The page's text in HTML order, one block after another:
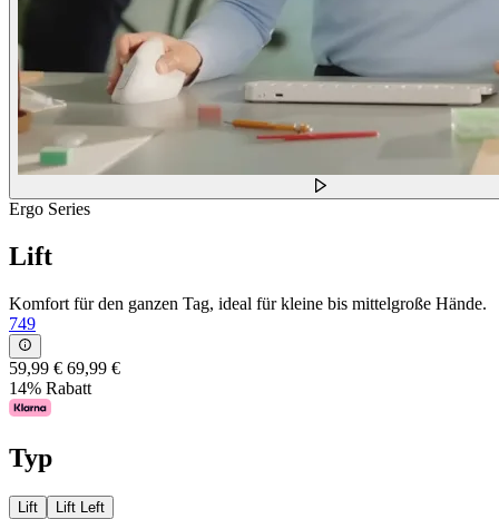
Ergo Series
Lift
Komfort für den ganzen Tag, ideal für kleine bis mittelgroße Hände.
749
59,99 € 69,99 €
14% Rabatt
Typ
Lift Lift Left